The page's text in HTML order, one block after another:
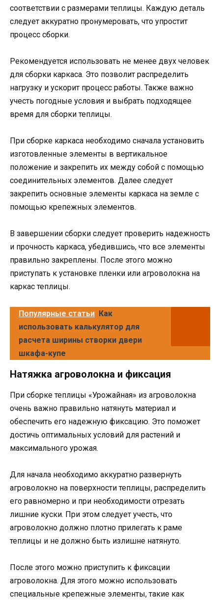
соответствии с размерами теплицы. Каждую деталь
следует аккуратно пронумеровать, что упростит
процесс сборки.
Рекомендуется использовать не менее двух человек
для сборки каркаса. Это позволит распределить
нагрузку и ускорит процесс работы. Также важно
учесть погодные условия и выбрать подходящее
время для сборки теплицы.
При сборке каркаса необходимо сначала установить
изготовленные элементы в вертикальное
положение и закрепить их между собой с помощью
соединительных элементов. Далее следует
закрепить основные элементы каркаса на земле с
помощью крепежных элементов.
В завершении сборки следует проверить надежность
и прочность каркаса, убедившись, что все элементы
правильно закреплены. После этого можно
приступать к установке пленки или агроволокна на
каркас теплицы.
Популярные статьи Как
использовать калькулятор для
расчета ширины створки двери
шкафа-купе
Натяжка агроволокна и фиксация
При сборке теплицы «Урожайная» из агроволокна
очень важно правильно натянуть материал и
обеспечить его надежную фиксацию. Это поможет
достичь оптимальных условий для растений и
максимального урожая.
Для начала необходимо аккуратно развернуть
агроволокно на поверхности теплицы, распределить
его равномерно и при необходимости отрезать
лишние куски. При этом следует учесть, что
агроволокно должно плотно прилегать к раме
теплицы и не должно быть излишне натянуто.
После этого можно приступить к фиксации
агроволокна. Для этого можно использовать
специальные крепежные элементы, такие как